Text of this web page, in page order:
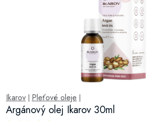
Ikarov Pleťové oleje
Argánový olej Ikarov 30ml